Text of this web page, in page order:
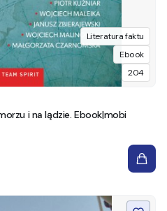
Literatura faktu
Ebook
204
i na lądzie. Ebook|mobi